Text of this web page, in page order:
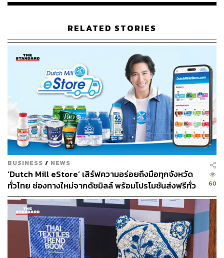
Photo:www.travel.taipei/en
Guandu Flower Festival ซึ่งมักจะจัดให้เข้าชมในช่วง
ปลายปีจนถึงเดือนกุมภาพันธ์ของปีถัดมา (โดยล่าสุดจัด
ในช่วงวันที่ 12 สิงหาคม 2017 ถึง 28 กุมภาพันธ์ 2018)
ที่ Zhou Mei Xian Zai Gang Park
Yangmingshan Flower Festival อีกหนึ่งเทศกาลที่มีผู้
เข้าชมกว่า 1 ล้านคนในแต่ละปี จัดขึ้นในเดือน
กุมภาพันธ์และมีนาคม (โดยล่าสุดจัดในช่วงวันที่ 23
กุมภาพันธ์ ถึง 25 มีนาคม 2018) ที่ Yangming Park
and Taipei Floriculture Experiment Center ซึ่งเราจะ
ได้เห็น Taiwan Cherry, Yoshino Cherry และ Hirado
Azalea บานสะพรั่งในเวลาเดียวกัน
นอกจากนี้ยังมีเทศกาลดอกไม้อื่นๆ เช่น เทศกาลดอกบัว ที่จัด
ขึ้น ณ เมืองไถหนาน ช่วงเดือนมิถุนายนถึงสิงหาคมของทุกปี
หรือจะเป็นเทศกาลดอก Daylily ณ เขาลิ่วสือสือซาน ณ เมือง
ฮวาเหลียน
แต่สำหรับใครที่ชื่นชอบการชมดอก ‘ซากุระ’ เป็นพิเศษ
ไต้หวันก็มีจุดชมดอกซากุระมากมาย ดังนี้
RELATED STORIES
BUSINESS / NEWS
‘Dutch Mill eStore’ เสิร์ฟความอร่อยถึงมือทุกจังหวัด
ทั่วไทย ช่องทางใหม่จากดัชมิลล์ พร้อมโปรโมชันส่งฟรีทั่ว
ประเทศ ส่งไว สั่งก่อนเที่ยง ได้ของวันถัดไป ส่งสินค้าแบบ
เย็นตรงจากโรงงาน [ADVERTORIAL]
60